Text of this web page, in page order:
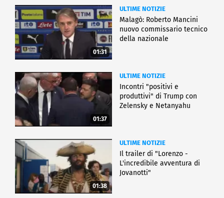
01:31
ULTIME NOTIZIE
Malagò: Roberto Mancini
nuovo commissario tecnico
della nazionale
01:37
ULTIME NOTIZIE
Incontri "positivi e
produttivi" di Trump con
Zelensky e Netanyahu
01:38
ULTIME NOTIZIE
Il trailer di "Lorenzo -
L'incredibile avventura di
Jovanotti"